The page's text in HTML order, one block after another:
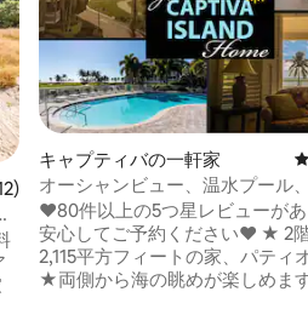
12件、5つ星中5.0つ星の平均評価
キャプティバの一軒家
オーシャンビュー、温水プール
ルボール、ビーチまで徒歩で行
❤80件以上の5つ星レビューがあ
安心してご予約ください❤ ★ 2階
2,115平方フィートの家、パティ
★両側から海の眺めが楽しめま